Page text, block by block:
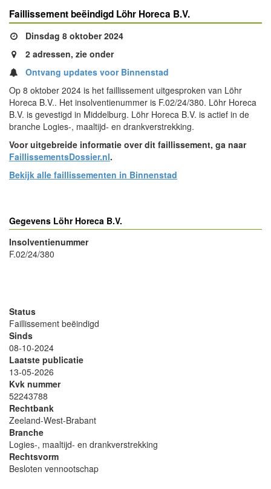
Faillissement beëindigd Löhr Horeca B.V.
Dinsdag 8 oktober 2024
2 adressen, zie onder
Ontvang updates voor Binnenstad
Op 8 oktober 2024 is het faillissement uitgesproken van Löhr
Horeca B.V.. Het insolventienummer is F.02/24/380. Löhr Horeca
B.V. is gevestigd in Middelburg. Löhr Horeca B.V. is actief in de
branche Logies-, maaltijd- en drankverstrekking.
Voor uitgebreide informatie over dit faillissement, ga naar
FaillissementsDossier.nl.
Bekijk alle faillissementen in Binnenstad
Gegevens Löhr Horeca B.V.
Insolventienummer
F.02/24/380
Status
Faillissement beëindigd
Sinds
08-10-2024
Laatste publicatie
13-05-2026
Kvk nummer
52243788
Rechtbank
Zeeland-West-Brabant
Branche
Logies-, maaltijd- en drankverstrekking
Rechtsvorm
Besloten vennootschap